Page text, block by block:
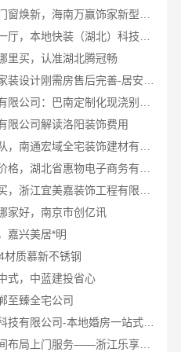
里买，认准湖北腾冠畅
限公司解读洛阳装饰费用
家好，南京市创亿讯
嘉兴美居*明
质慕新不锈钢
式，中蓝建投省心
至臻全宅公司
同城快装（湖北）科技有限公司-本地婚房一站式装修一口价
性价比房子整装空间布局上门服务——浙江乐享新材料有限公司